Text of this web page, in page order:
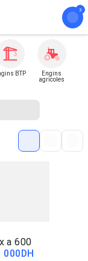
BTP
Engins
agricoles
a 600
000DH